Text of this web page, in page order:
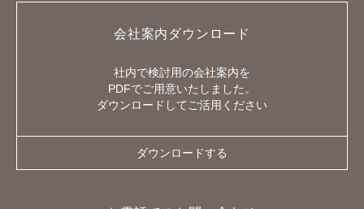
会社案内ダウンロード
社内で検討用の会社案内を
PDFでご用意いたしました。
ダウンロードしてご活用ください
ダウンロードする